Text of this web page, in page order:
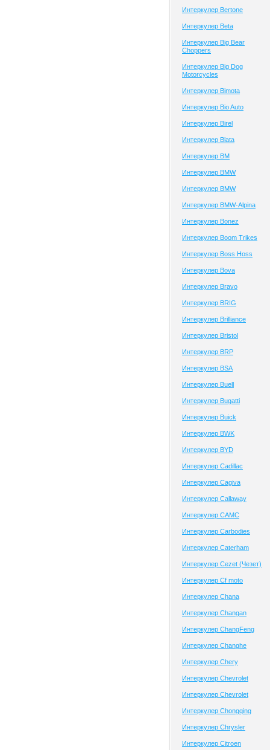
Интеркулер Bertone
Интеркулер Beta
Интеркулер Big Bear
Choppers
Интеркулер Big Dog
Motorcycles
Интеркулер Bimota
Интеркулер Bio Auto
Интеркулер Birel
Интеркулер Blata
Интеркулер BM
Интеркулер BMW
Интеркулер BMW
Интеркулер BMW-Alpina
Интеркулер Bonez
Интеркулер Boom Trikes
Интеркулер Boss Hoss
Интеркулер Bova
Интеркулер Bravo
Интеркулер BRIG
Интеркулер Brilliance
Интеркулер Bristol
Интеркулер BRP
Интеркулер BSA
Интеркулер Buell
Интеркулер Bugatti
Интеркулер Buick
Интеркулер BWK
Интеркулер BYD
Интеркулер Cadillac
Интеркулер Cagiva
Интеркулер Callaway
Интеркулер CAMC
Интеркулер Carbodies
Интеркулер Caterham
Интеркулер Cezet (Чезет)
Интеркулер Cf moto
Интеркулер Chana
Интеркулер Changan
Интеркулер ChangFeng
Интеркулер Changhe
Интеркулер Chery
Интеркулер Chevrolet
Интеркулер Chevrolet
Интеркулер Chongqing
Интеркулер Chrysler
Интеркулер Citroen